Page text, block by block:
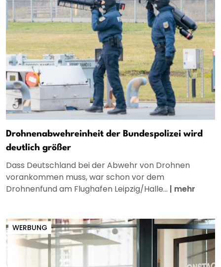
Drohnenabwehreinheit der Bundespolizei wird
deutlich größer
Dass Deutschland bei der Abwehr von Drohnen
vorankommen muss, war schon vor dem
Drohnenfund am Flughafen Leipzig/Halle... | mehr
WERBUNG